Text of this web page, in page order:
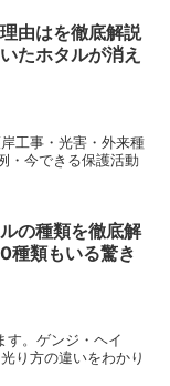
由はを徹底解説
たホタルが消え
工事・光害・外来種
・今できる保護活動
の種類を徹底解
種類もいる驚き
す。ゲンジ・ヘイ
り方の違いをわかり